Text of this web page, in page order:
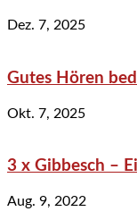
Dez. 7, 2025
Gutes Hören
Okt. 7, 2025
3 x Gibbesch –
Aug. 9, 2022